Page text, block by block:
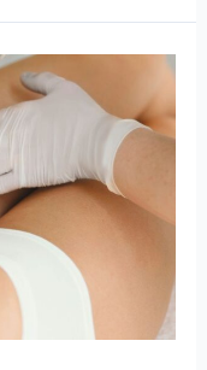
السن
المناسب
لازالة
الشعر
بالليزر؟